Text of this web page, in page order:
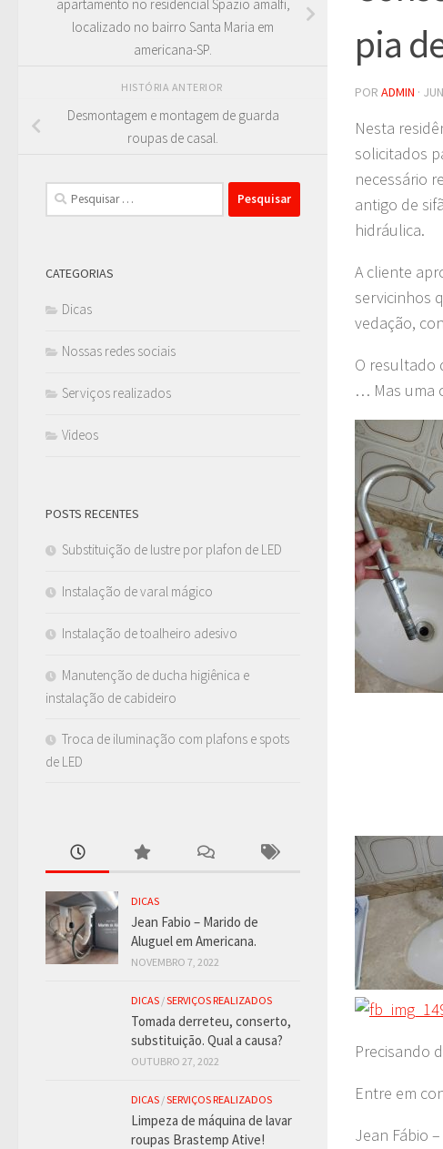
pia
POR ADMIN ·
Nesta
solicitados
necessário
antigo de
hidráulica.
A cliente
servicinhos
vedação,
O resultado
… Mas uma
Precisando
Entre em
Jean Fábio
apartamento no residencial Spazio amalfi,
localizado no bairro Santa Maria em
americana-SP.
HISTÓRIA ANTERIOR
Desmontagem e montagem de guarda
roupas de casal.
Pesquisar
por:
CATEGORIAS
Dicas
Nossas redes sociais
Serviços realizados
Videos
POSTS RECENTES
Substituição de lustre por plafon de LED
Instalação de varal mágico
Instalação de toalheiro adesivo
Manutenção de ducha higiênica e
instalação de cabideiro
Troca de iluminação com plafons e spots
de LED
DICAS
Jean Fabio – Marido de
Aluguel em Americana.
NOVEMBRO 7, 2022
DICAS /SERVIÇOS REALIZADOS
Tomada derreteu, conserto,
substituição. Qual a causa?
OUTUBRO 27, 2022
DICAS /SERVIÇOS REALIZADOS
Limpeza de máquina de lavar
roupas Brastemp Ative!